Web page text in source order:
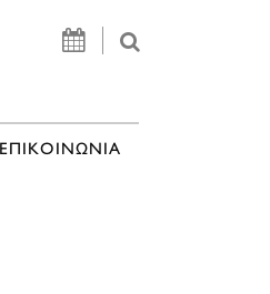
ΕΠΙΚΟΙΝΩΝΙΑ